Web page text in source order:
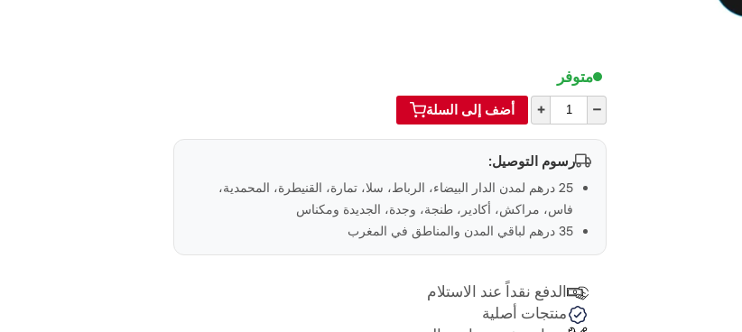
متوفر
–
+ أضف إلى السلة
رسوم التوصيل:
25 درهم لمدن الدار البيضاء، الرباط، سلا، تمارة، القنيطرة، المحمدية،
فاس، مراكش، أكادير، طنجة، وجدة، الجديدة ومكناس
35 درهم لباقي المدن والمناطق في المغرب
الدفع نقداً عند الاستلام
منتجات أصلية